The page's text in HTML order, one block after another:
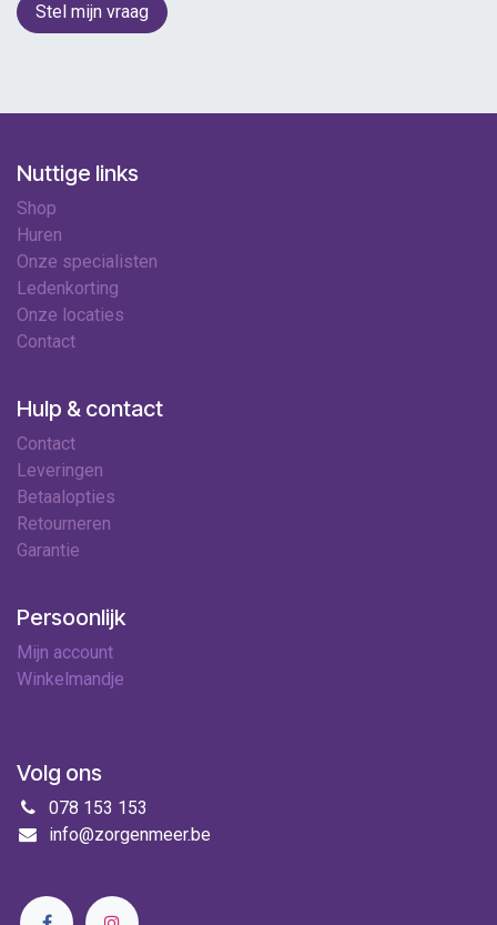
Stel mijn vraag
Nuttige links
Shop
Huren
Onze specialisten
Ledenkorting
Onze locaties
Contact
Hulp & contact
Contact
Leveringen
Betaalopties
Retourneren
Garantie
Persoonlijk
Mijn account
Winkelmandje
Volg ons
078 153 153
info@zorgenmeer.be